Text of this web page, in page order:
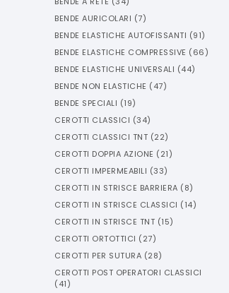
BENDE AURICOLARI (7)
BENDE ELASTICHE AUTOFISSANTI (91)
BENDE ELASTICHE COMPRESSIVE (66)
BENDE ELASTICHE UNIVERSALI (44)
BENDE NON ELASTICHE (47)
BENDE SPECIALI (19)
CEROTTI CLASSICI (34)
CEROTTI CLASSICI TNT (22)
CEROTTI DOPPIA AZIONE (21)
CEROTTI IMPERMEABILI (33)
CEROTTI IN STRISCE BARRIERA (8)
CEROTTI IN STRISCE CLASSICI (14)
CEROTTI IN STRISCE TNT (15)
CEROTTI ORTOTTICI (27)
CEROTTI PER SUTURA (28)
CEROTTI POST OPERATORI CLASSICI
(41)